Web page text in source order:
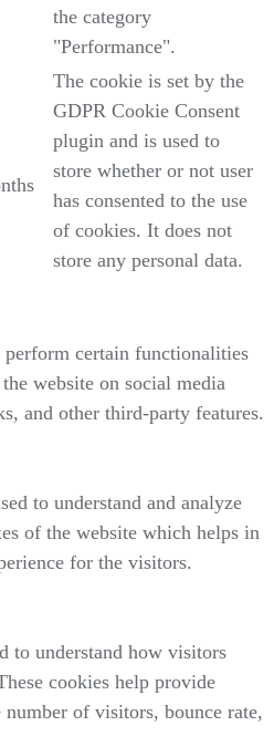
the category
"Performance".
The cookie is set by the
GDPR Cookie Consent
plugin and is used to
store whether or not user
has consented to the use
of cookies. It does not
store any personal data.
certain functionalities
website on social media
and other third-party features.
to understand and analyze
of the website which helps in
for the visitors.
to understand how visitors
cookies help provide
of visitors, bounce rate,